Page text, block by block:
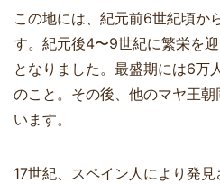
この地には、紀元前6世紀頃か
す。紀元後4〜9世紀に繁栄を
となりました。最盛期には6万
のこと。その後、他のマヤ王
います。
17世紀、スペイン人により発